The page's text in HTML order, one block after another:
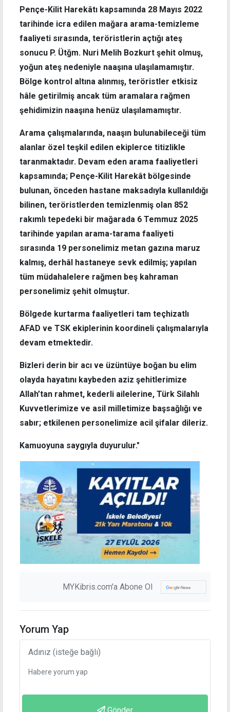
Pençe-Kilit Harekâtı kapsamında 28 Mayıs 2022
tarihinde icra edilen mağara arama-temizleme
faaliyeti sırasında, teröristlerin açtığı ateş
sonucu P. Ütğm. Nuri Melih Bozkurt şehit olmuş,
yoğun ateş nedeniyle naaşına ulaşılamamıştır.
Bölge kontrol altına alınmış, teröristler etkisiz
hâle getirilmiş ancak tüm aramalara rağmen
şehidimizin naaşına henüz ulaşılamamıştır.
Arama çalışmalarında, naaşın bulunabileceği tüm
alanlar özel teşkil edilen ekiplerce titizlikle
taranmaktadır. Devam eden arama faaliyetleri
kapsamında; Pençe-Kilit Harekât bölgesinde
bulunan, önceden hastane maksadıyla kullanıldığı
bilinen, teröristlerden temizlenmiş olan 852
rakımlı tepedeki bir mağarada 6 Temmuz 2025
tarihinde yapılan arama-tarama faaliyeti
sırasında 19 personelimiz metan gazına maruz
kalmış, derhâl hastaneye sevk edilmiş; yapılan
tüm müdahalelere rağmen beş kahraman
personelimiz şehit olmuştur.
Bölgede kurtarma faaliyetleri tam teçhizatlı
AFAD ve TSK ekiplerinin koordineli çalışmalarıyla
devam etmektedir.
Bizleri derin bir acı ve üzüntüye boğan bu elim
olayda hayatını kaybeden aziz şehitlerimize
Allah’tan rahmet, kederli ailelerine, Türk Silahlı
Kuvvetlerimize ve asil milletimize başsağlığı ve
sabır; etkilenen personelimize acil şifalar dileriz.
Kamuoyuna saygıyla duyurulur."
MYKibris.com'a Abone Ol
Yorum Yap